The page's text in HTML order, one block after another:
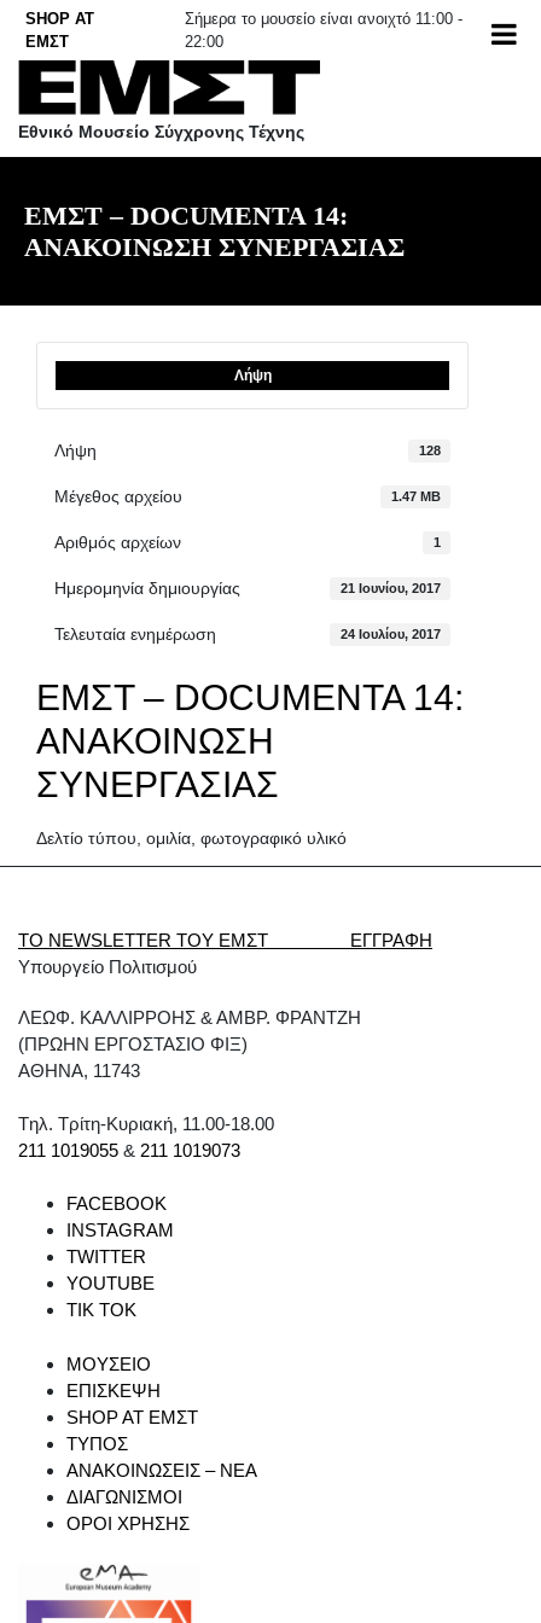
Skip
content
SHOP AT
ΕΜΣΤ
Σήμερα το μουσείο είναι ανοιχτό 11:00 -
22:00
Εθνικό Μουσείο Σύγχρονης Τέχνης
ΕΜΣΤ – DOCUMENTA 14:
ΑΝΑΚΟΙΝΩΣΗ ΣΥΝΕΡΓΑΣΙΑΣ
Λήψη
Λήψη 128
Μέγεθος αρχείου 1.47 MB
Αριθμός αρχείων 1
Ημερομηνία δημιουργίας 21 Ιουνίου, 2017
Τελευταία ενημέρωση 24 Ιουλίου, 2017
ΕΜΣΤ – DOCUMENTA 14:
ΑΝΑΚΟΙΝΩΣΗ
ΣΥΝΕΡΓΑΣΙΑΣ
Δελτίο τύπου, ομιλία, φωτογραφικό υλικό
ΤΟ NEWSLETTER ΤΟΥ ΕΜΣΤ ΕΓΓΡΑΦΗ
Υπουργείο Πολιτισμού
ΛΕΩΦ. ΚΑΛΛΙΡΡΟΗΣ & ΑΜΒΡ. ΦΡΑΝΤΖΗ
(ΠΡΩΗΝ ΕΡΓΟΣΤΑΣΙΟ ΦΙΞ)
ΑΘΗΝΑ, 11743
Tηλ. Τρίτη-Κυριακή, 11.00-18.00
211 1019055 & 211 1019073
FACEBOOK
INSTAGRAM
TWITTER
YOUTUBE
TIK TOK
ΜΟΥΣΕΙΟ
ΕΠΙΣΚΕΨΗ
SHOP AT ΕΜΣΤ
ΤΥΠΟΣ
ΑΝΑΚΟΙΝΩΣΕΙΣ – ΝΕΑ
ΔΙΑΓΩΝΙΣΜΟΙ
ΟΡΟΙ ΧΡΗΣΗΣ